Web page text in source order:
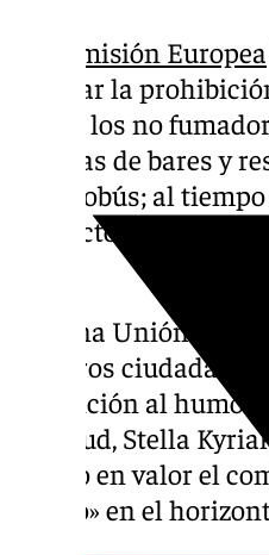
Comisión Europea
ampliar la
donde los no
terrazas de bares y
de autobús; al
productos
«En una Unión
nuestros
exposición al humo
de Salud, Stella
puesto en valor el
tabaco» en el